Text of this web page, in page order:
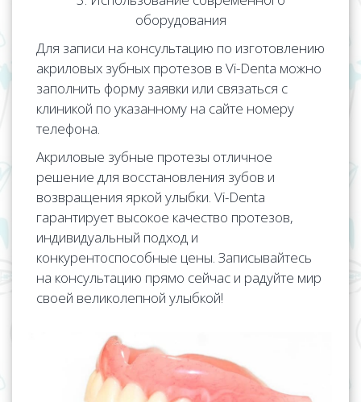
оборудования
Для записи на консультацию по изготовлению
акриловых зубных протезов в Vi-Denta можно
заполнить форму заявки или связаться с
клиникой по указанному на сайте номеру
телефона.
Акриловые зубные протезы отличное
решение для восстановления зубов и
возвращения яркой улыбки. Vi-Denta
гарантирует высокое качество протезов,
индивидуальный подход и
конкурентоспособные цены. Записывайтесь
на консультацию прямо сейчас и радуйте мир
своей великолепной улыбкой!